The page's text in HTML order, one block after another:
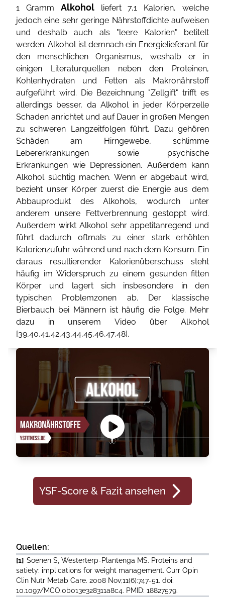
1 Gramm Alkoholliefert 7,1 Kalorien, welche
jedoch eine sehr geringe Nährstoffdichte aufweisen
und deshalb auch als "leere Kalorien" betitelt
werden. Alkohol ist demnach ein Energielieferant für
den menschlichen Organismus, weshalb er in
einigen Literaturquellen neben den Proteinen,
Kohlenhydraten und Fetten als Makronährstoff
aufgeführt wird. Die Bezeichnung "Zellgift" trifft es
allerdings besser, da Alkohol in jeder Körperzelle
Schaden anrichtet und auf Dauer in großen Mengen
zu schweren Langzeitfolgen führt. Dazu gehören
Schäden am Hirngewebe, schlimme
Lebererkrankungen sowie psychische
Erkrankungen wie Depressionen. Außerdem kann
Alkohol süchtig machen. Wenn er abgebaut wird,
bezieht unser Körper zuerst die Energie aus dem
Abbauprodukt des Alkohols, wodurch unter
anderem unsere Fettverbrennung gestoppt wird.
Außerdem wirkt Alkohol sehr appetitanregend und
führt dadurch oftmals zu einer stark erhöhten
Kalorienzufuhr während und nach dem Konsum. Ein
daraus resultierender Kalorienüberschuss steht
häufig im Widerspruch zu einem gesunden fitten
Körper und lagert sich insbesondere in den
typischen Problemzonen ab. Der klassische
Bierbauch bei Männern ist häufig die Folge. Mehr
dazu in unserem Video über Alkohol
[39,40,41,42,43,44,45,46,47,48].
YSF-Score & Fazit ansehen
Quellen:
[1] Soenen S, Westerterp-Plantenga MS. Proteins and
satiety: implications for weight management. Curr Opin
Clin Nutr Metab Care. 2008 Nov;11(6):747-51. doi:
10.1097/MCO.0b013e328311a8c4. PMID: 18827579.